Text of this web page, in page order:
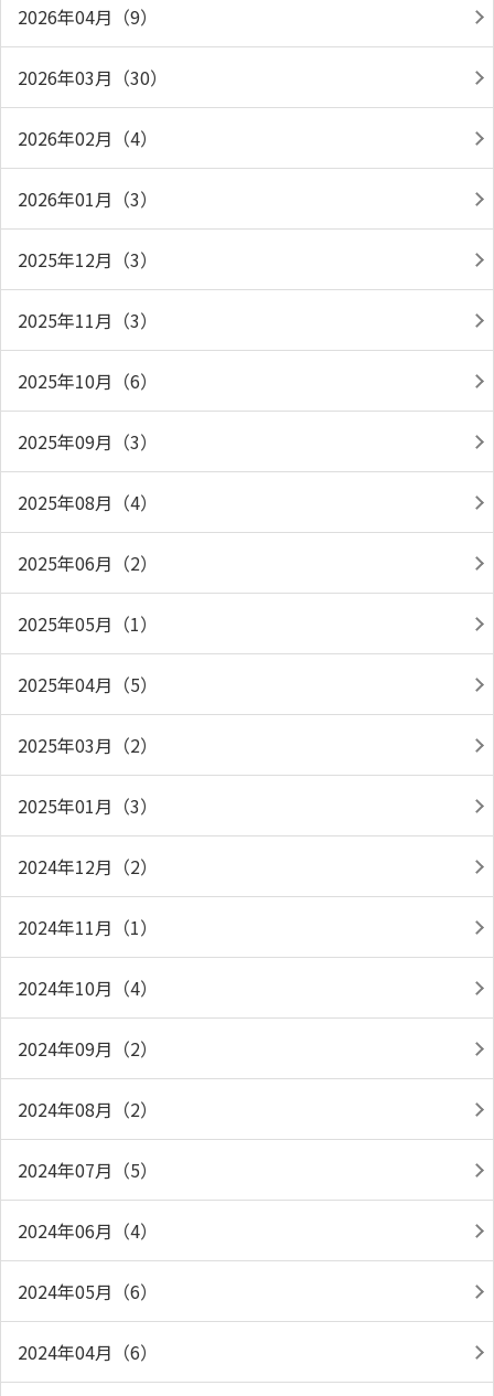
2026年04月（9）
2026年03月（30）
2026年02月（4）
2026年01月（3）
2025年12月（3）
2025年11月（3）
2025年10月（6）
2025年09月（3）
2025年08月（4）
2025年06月（2）
2025年05月（1）
2025年04月（5）
2025年03月（2）
2025年01月（3）
2024年12月（2）
2024年11月（1）
2024年10月（4）
2024年09月（2）
2024年08月（2）
2024年07月（5）
2024年06月（4）
2024年05月（6）
2024年04月（6）